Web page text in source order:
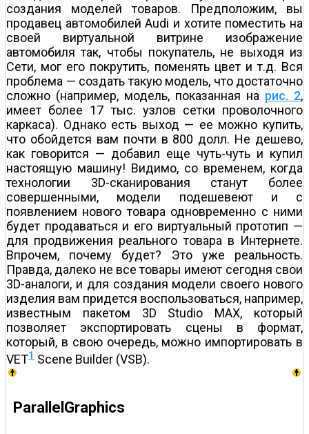
создания моделей товаров. Предположим, вы
продавец автомобилей Audi и хотите поместить на
своей виртуальной витрине изображение
автомобиля так, чтобы покупатель, не выходя из
Сети, мог его покрутить, поменять цвет и т.д. Вся
проблема — создать такую модель, что достаточно
сложно (например, модель, показанная на рис. 2,
имеет более 17 тыс. узлов сетки проволочного
каркаса). Однако есть выход — ее можно купить,
что обойдется вам почти в 800 долл. Не дешево,
как говорится — добавил еще чуть-чуть и купил
настоящую машину! Видимо, со временем, когда
технологии 3D-сканирования станут более
совершенными, модели подешевеют и с
появлением нового товара одновременно с ними
будет продаваться и его виртуальный прототип —
для продвижения реального товара в Интернете.
Впрочем, почему будет? Это уже реальность.
Правда, далеко не все товары имеют сегодня свои
3D-аналоги, и для создания модели своего нового
изделия вам придется воспользоваться, например,
известным пакетом 3D Studio MAX, который
позволяет экспортировать сцены в формат,
который, в свою очередь, можно импортировать в
VET1 Scene Builder (VSB).
ParallelGraphics